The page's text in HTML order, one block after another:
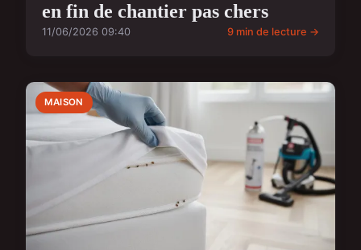
en fin de chantier pas chers
11/06/2026 09:40 9 min de lecture →
MAISON